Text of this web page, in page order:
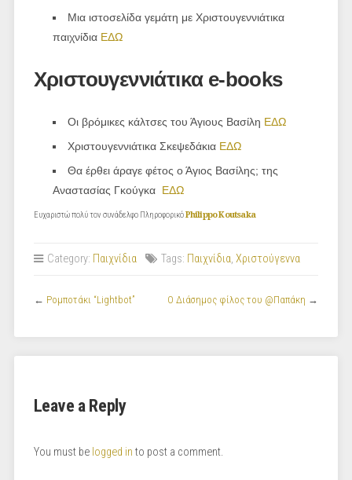
Μια ιστοσελίδα γεμάτη με Χριστουγεννιάτικα
παιχνίδια ΕΔΩ
Χριστουγεννιάτικα e-books
Οι βρόμικες κάλτσες του Άγιους Βασίλη ΕΔΩ
Χριστουγεννιάτικα Σκεψεδάκια ΕΔΩ
Θα έρθει άραγε φέτος ο Άγιος Βασίλης; της
Αναστασίας Γκούγκα ΕΔΩ
Ευχαριστώ πολύ τον συνάδελφο ΠληροφορικόPhilippo Koutsaka
Category: Παιχνίδια Tags: Παιχνίδια, Χριστούγεννα
← Ρομποτάκι “Lightbot” Ο Διάσημος φίλος του @Παπάκη →
Leave a Reply
You must be logged in to post a comment.